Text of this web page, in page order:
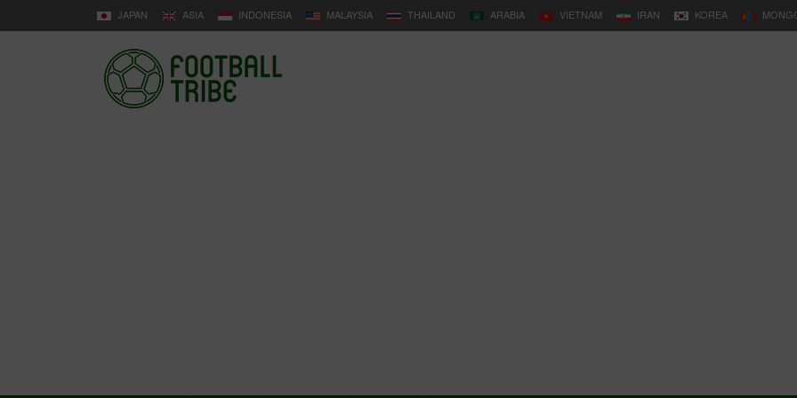
JAPAN ASIA INDONESIA MALAYSIA THAILAND ARABIA VIETNAM IRAN KOREA